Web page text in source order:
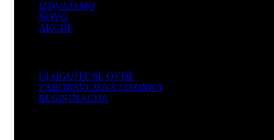
IZDVAJAMO
NOVO
AKCIJE
ULOGUJTE SE OVDE
ZABORAVLJENA LOZINKA
REGISTRACIJA